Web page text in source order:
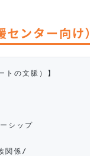
ンター向け）
トの文脈）】
シップ
関係/